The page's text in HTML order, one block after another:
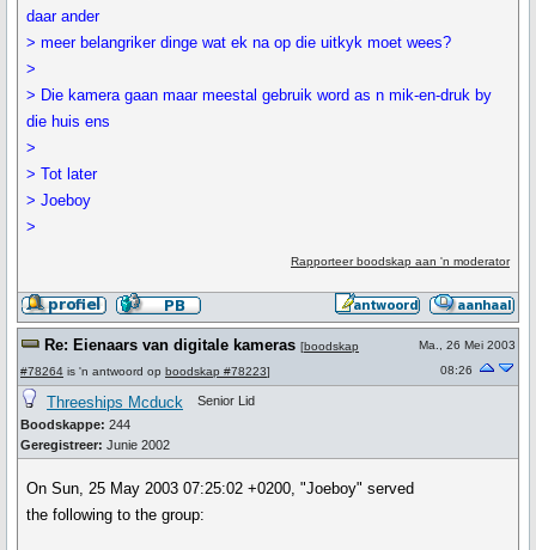
daar ander
> meer belangriker dinge wat ek na op die uitkyk moet wees?
>
> Die kamera gaan maar meestal gebruik word as n mik-en-druk by
die huis ens
>
> Tot later
> Joeboy
>
Rapporteer boodskap aan 'n moderator
Re: Eienaars van digitale kameras [boodskap
#78264 is 'n antwoord op boodskap #78223]
Ma., 26 Mei 2003
08:26
Threeships Mcduck
Boodskappe: 244
Geregistreer: Junie 2002
Senior Lid
On Sun, 25 May 2003 07:25:02 +0200, "Joeboy" served
the following to the group: